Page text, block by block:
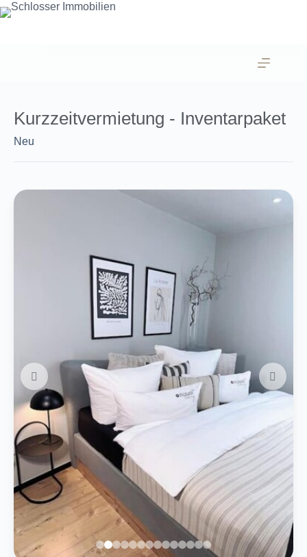
Zum
Inhalt
Kurzzeitvermietung - Inventarpaket
Neu